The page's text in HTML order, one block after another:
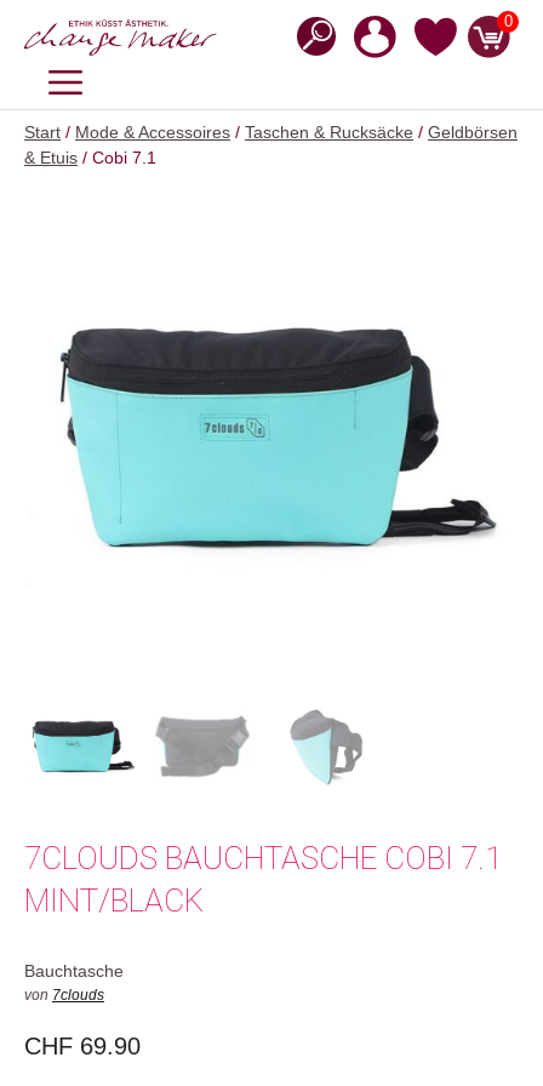
Inhalt
0
MENÜ
Start / Mode & Accessoires / Taschen & Rucksäcke / Geldbörsen
& Etuis / Cobi 7.1
7CLOUDS BAUCHTASCHE COBI 7.1
MINT/BLACK
Bauchtasche
von 7clouds
CHF 69.90